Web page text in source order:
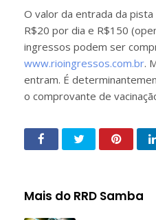
O valor da entrada da
R$20 por dia e R$150
ingressos podem ser
www.rioingressos.com.br.
entram. É
o comprovante de
Mais do RRD Samba